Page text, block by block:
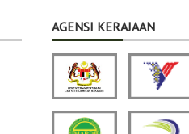
AGENSI KERAJAAN